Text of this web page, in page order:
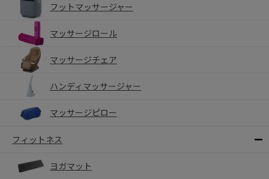
フットマッサージャー
マッサージロール
マッサージチェア
ハンディマッサージャー
マッサージピロー
フィットネス
ヨガマット